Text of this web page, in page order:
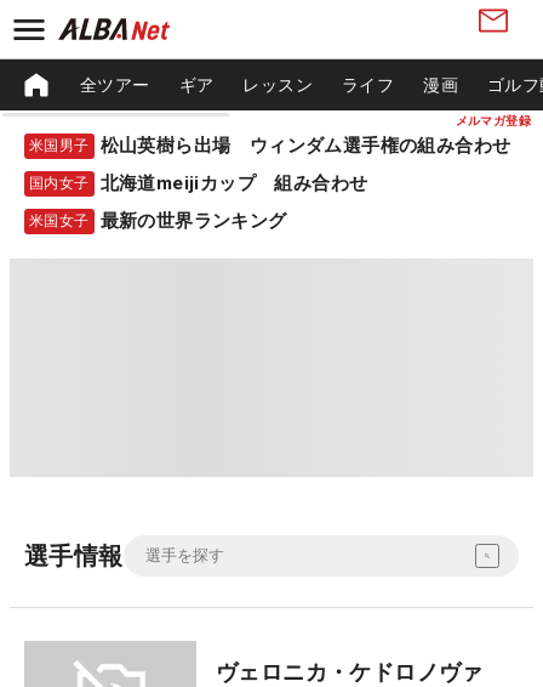
メルマガ登録
全ツアー ギア レッスン ライフ 漫画 ゴル
米国男子 松山英樹ら出場 ウィンダム選手権の組み合わせ
国内女子 北海道meijiカップ 組み合わせ
米国女子 最新の世界ランキング
選手情報
ヴェロニカ・ケドロノヴァ